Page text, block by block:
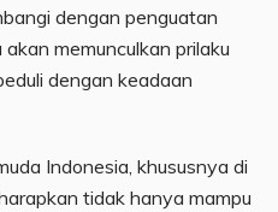
dengan penguatan
memunculkan prilaku
dengan keadaan
Indonesia, khususnya di
tidak hanya mampu